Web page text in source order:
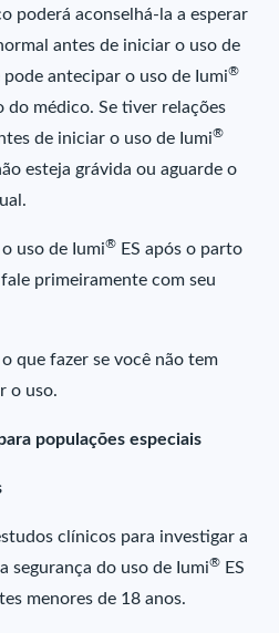
poderá aconselhá-la a esperar
antes de iniciar o uso de
pode antecipar o uso de Iumi®
do médico. Se tiver relações
de iniciar o uso de Iumi®
esteja grávida ou aguarde o
uso de Iumi® ES após o parto
primeiramente com seu
que fazer se você não tem
o uso.
populações especiais
clínicos para investigar a
segurança do uso de Iumi® ES
menores de 18 anos.